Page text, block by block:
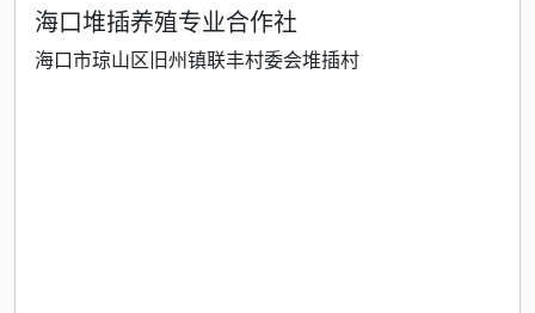
海口堆插养殖专业合作社
海口市琼山区旧州镇联丰村委会堆插村